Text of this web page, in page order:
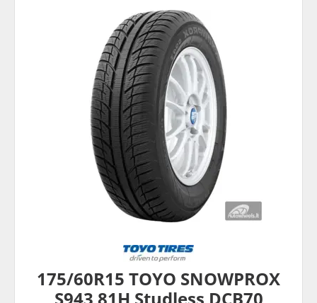
175/60R15 TOYO SNOWPROX
S943 81H Studless DCB70